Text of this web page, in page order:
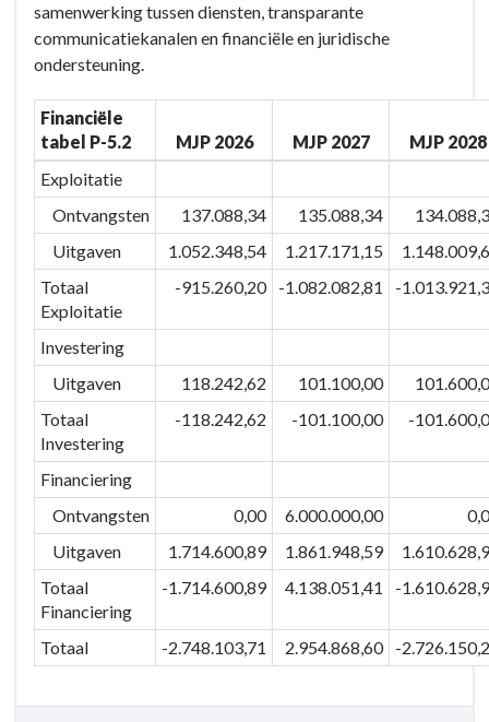
5.2
Strategisch
kapitaal
ondersteunende
structuren
samenwerking tussen diensten, transparante
communicatiekanalen en financiële en juridische
ondersteuning.
Financiële
tabel P-5.2
MJP 2026 MJP 2027
MJP 2028
Exploitatie
Ontvangsten
137.088,34 135.088,34
Uitgaven
1.052.348,54 1.217.171,15
Totaal
Exploitatie
-915.260,20 -1.082.082,81 -
Investering
Uitgaven
118.242,62 101.100,00
Totaal
Investering
-118.242,62 -101.100,00 -
Financiering
Ontvangsten
0,00 6.000.000,00
Uitgaven
1.714.600,89 1.861.948,59
Totaal
Financiering
-1.714.600,89 4.138.051,41 -
Totaal -2.748.103,71 2.954.868,60 -